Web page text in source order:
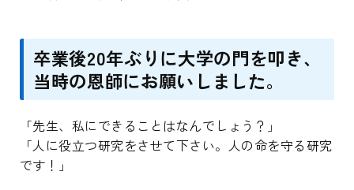
卒業後20年ぶりに大学の門を叩き、
当時の恩師にお願いしました。
「先生、私にできることはなんでしょう？」
「人に役立つ研究をさせて下さい。人の命を守る研究
です！」